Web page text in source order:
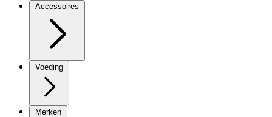
Accessoires
Voeding
Merken